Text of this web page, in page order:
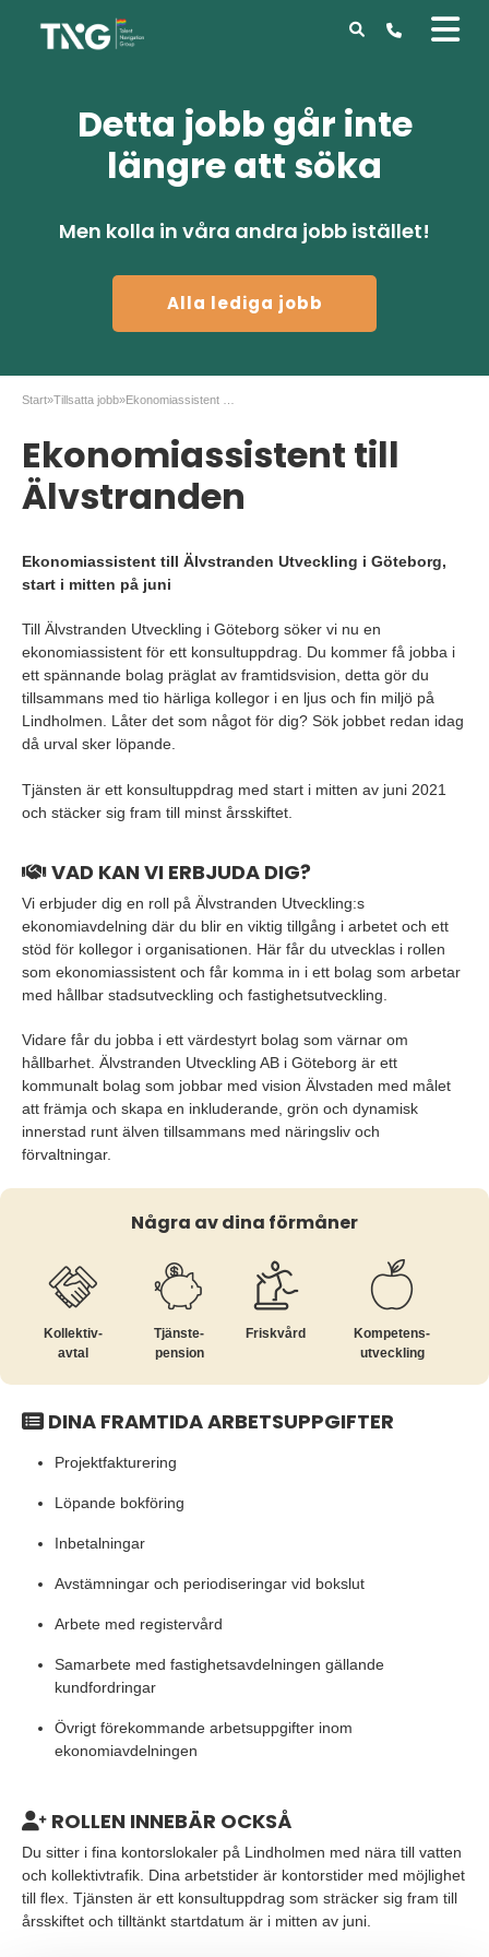
Detta jobb går inte
längre att söka
Men kolla in våra andra jobb istället!
Alla lediga jobb
Start»Tillsatta jobb»
Ekonomiassistent till
Älvstranden
Ekonomiassistent till Älvstranden Utveckling i Göteborg,
start i mitten på juni
Till Älvstranden Utveckling i Göteborg söker vi nu en
ekonomiassistent för ett konsultuppdrag. Du kommer få jobba i
ett spännande bolag präglat av framtidsvision, detta gör du
tillsammans med tio härliga kollegor i en ljus och fin miljö på
Lindholmen. Låter det som något för dig? Sök jobbet redan idag
då urval sker löpande.
Tjänsten är ett konsultuppdrag med start i mitten av juni 2021
och stäcker sig fram till minst årsskiftet.
VAD KAN VI ERBJUDA DIG?
Vi erbjuder dig en roll på Älvstranden Utveckling:s
ekonomiavdelning där du blir en viktig tillgång i arbetet och ett
stöd för kollegor i organisationen. Här får du utvecklas i rollen
som ekonomiassistent och får komma in i ett bolag som arbetar
med hållbar stadsutveckling och fastighetsutveckling.
Vidare får du jobba i ett värdestyrt bolag som värnar om
hållbarhet. Älvstranden Utveckling AB i Göteborg är ett
kommunalt bolag som jobbar med vision Älvstaden med målet
att främja och skapa en inkluderande, grön och dynamisk
innerstad runt älven tillsammans med näringsliv och
förvaltningar.
Några av dina förmåner
Kollektiv­
avtal
Tjänste­
pension
Friskvård
Kompetens­
utveckling
DINA FRAMTIDA ARBETSUPPGIFTER
Projektfakturering
Löpande bokföring
Inbetalningar
Avstämningar och periodiseringar vid bokslut
Arbete med registervård
Samarbete med fastighetsavdelningen gällande
kundfordringar
Övrigt förekommande arbetsuppgifter inom
ekonomiavdelningen
ROLLEN INNEBÄR OCKSÅ
Du sitter i fina kontorslokaler på Lindholmen med nära till vatten
och kollektivtrafik. Dina arbetstider är kontorstider med möjlighet
till flex. Tjänsten är ett konsultuppdrag som sträcker sig fram till
årsskiftet och tilltänkt startdatum är i mitten av juni.